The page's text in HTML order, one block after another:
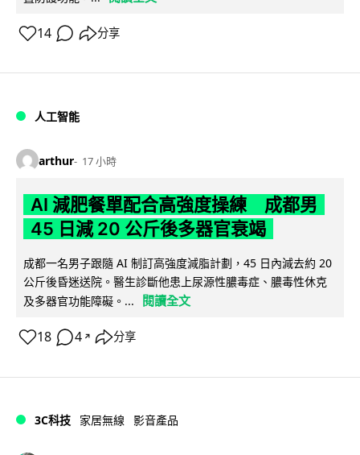
14 分享
人工智能
arthur 17 小時
AI 減肥餐單配合高強度操練 成都男
45 日減 20 公斤後多器官衰竭
成都一名男子跟隨 AI 制訂高強度減脂計劃，45 日內減去約 20
公斤後昏迷送院。醫生診斷他患上尿源性膿毒症、膿毒性休克
及多器官功能障礙。...
閱讀全文
18 4 ↗ 分享
3C科技 家居無線 影音產品